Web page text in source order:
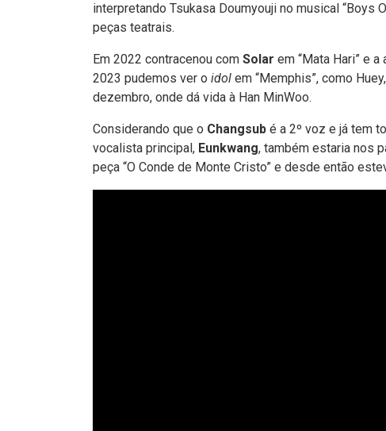
interpretando Tsukasa Doumyouji no musical “Boys
peças teatrais.
Em 2022 contracenou com Solar em “Mata Hari” e
2023 pudemos ver o idol em “Memphis”, como
dezembro, onde dá vida à Han MinWoo.
Considerando que o Changsub é a 2º voz e já tem
vocalista principal, Eunkwang, também estaria nos
peça “O Conde de Monte Cristo” e desde então